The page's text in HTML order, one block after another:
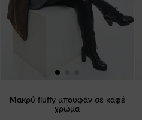
Μακρύ fluffy μπουφάν σε καφέ
χρώμα